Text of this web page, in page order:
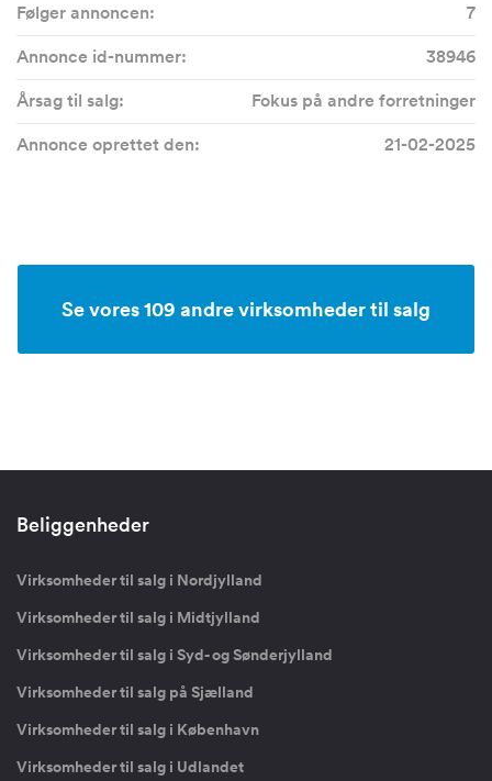
Følger annoncen:
7
Annonce id-nummer:
38946
Årsag til salg:
Fokus på andre forretninger
Annonce oprettet den:
21-02-2025
Se vores 109 andre virksomheder til salg
Beliggenheder
Virksomheder til salg i Nordjylland
Virksomheder til salg i Midtjylland
Virksomheder til salg i Syd- og Sønderjylland
Virksomheder til salg på Sjælland
Virksomheder til salg i København
Virksomheder til salg i Udlandet